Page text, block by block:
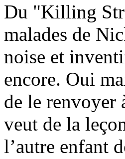
Du "Killing
malades de
noise et
encore. Oui
de le renvoyer
veut de la
l’autre enfant